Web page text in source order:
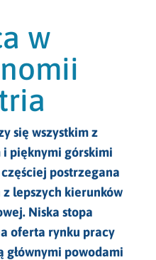
bez języka
Niemcy
Niemcy
Niemcy
Niemcy
kwalifikacji
studentów
w
się wszystkim z
pięknymi górskimi
postrzegana
lepszych kierunków
Niska stopa
oferta rynku pracy
głównymi powodami